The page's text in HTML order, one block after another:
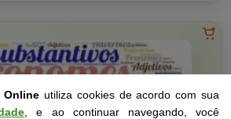
Online utiliza cookies de acordo com sua
, e ao continuar navegando, você